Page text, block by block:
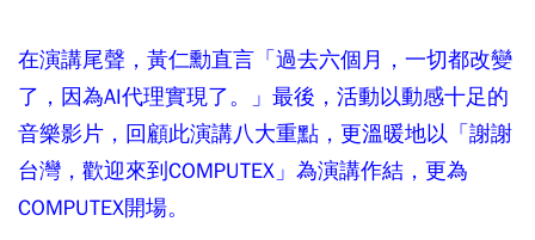
在演講尾聲，黃仁勳直言「過去六個月，一切都改變
了，因為AI代理實現了。」最後，活動以動感十足的
音樂影片，回顧此演講八大重點，更溫暖地以「謝謝
台灣，歡迎來到COMPUTEX」為演講作結，更為
COMPUTEX開場。